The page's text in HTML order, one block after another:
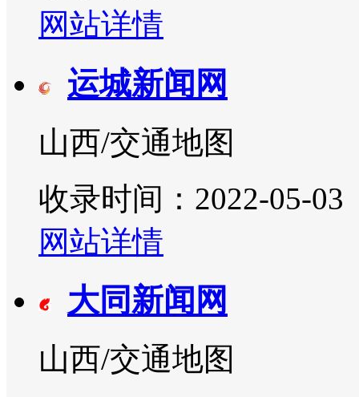
网站详情
运城新闻网
山西/交通地图
收录时间：2022-05-03
网站详情
大同新闻网
山西/交通地图